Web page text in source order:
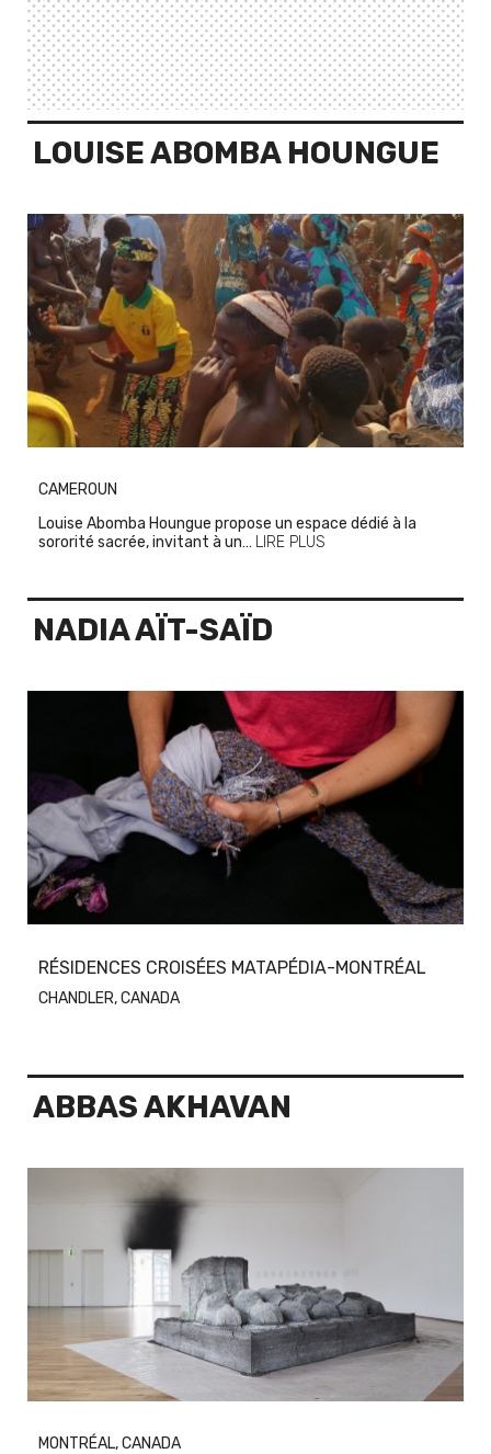
LOUISE ABOMBA HOUNGUE
CAMEROUN
Louise Abomba Houngue propose un espace dédié à la
sororité sacrée, invitant à un… LIRE PLUS
NADIA AÏT-SAÏD
RÉSIDENCES CROISÉES MATAPÉDIA-MONTRÉAL
CHANDLER, CANADA
ABBAS AKHAVAN
MONTRÉAL, CANADA